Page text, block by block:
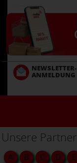
zum
Inhalt
NEWSLETTER-
ANMELDUNG
Unsere Partner
A B C D E